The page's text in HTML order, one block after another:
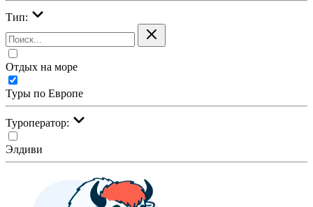
Тип:
Отдых на море
Туры по Европе
Туроператор:
Элдиви